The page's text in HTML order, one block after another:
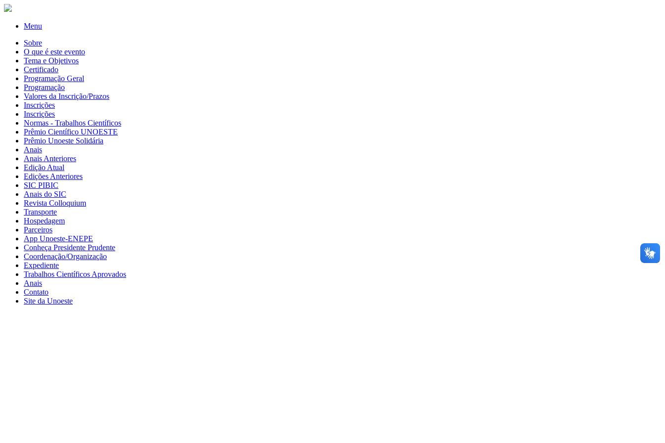
Menu
Sobre
O que é este evento
Tema e Objetivos
Certificado
Programação Geral
Programação
Valores da Inscrição/Prazos
Inscrições
Inscrições
Normas - Trabalhos Científicos
Prêmio Científico UNOESTE
Prêmio Unoeste Solidária
Anais
Anais Anteriores
Edição Atual
Edições Anteriores
SIC PIBIC
Anais do SIC
Revista Colloquium
Transporte
Hospedagem
Parceiros
App Unoeste-ENEPE
Conheça Presidente Prudente
Coordenação/Organização
Expediente
Trabalhos Científicos Aprovados
Anais
Contato
Site da Unoeste